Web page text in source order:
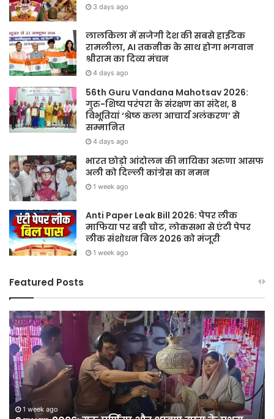
3 days ago
लालकिला में सजेगी देश की सबसे हाईटेक
रामलीला, AI तकनीक के साथ होगा भगवान
श्रीराम का दिव्य मंचन
4 days ago
56th Guru Vandana Mahotsav 2026:
गुरु-शिष्य परंपरा के संरक्षण का संदेश, 8
विभूतियां ‘श्रेष्ठ कला आचार्य अलंकरण’ से
सम्मानित
4 days ago
भारत छोड़ो आंदोलन की नायिका अरुणा आसफ
अली को दिल्ली कांग्रेस का नमन
1 week ago
Anti Paper Leak Bill 2026: पेपर लीक
माफिया पर बड़ी चोट, लोकसभा से एंटी पेपर
लीक संशोधन बिल 2026 को मंजूरी
1 week ago
Featured Posts
Sawan
2026:
गुरु
पूर्णिमा
और
श्रावण
मास
के
1 week ago
हर